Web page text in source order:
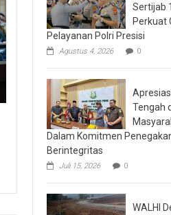
Sertijab
Perkuat
Pelayanan Polri Presisi
Agustus 4, 2026 0
Tengah
Dalam Komitmen
Berintegritas
Juli 15, 2026 0
WALHI